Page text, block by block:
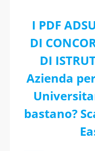
I PDF
DI
DI
Azienda
bastano?